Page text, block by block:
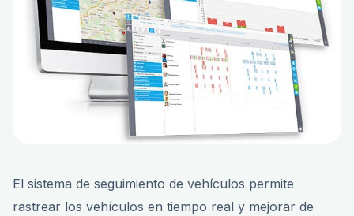
El sistema de seguimiento de vehículos permite
rastrear los vehículos en tiempo real y mejorar de